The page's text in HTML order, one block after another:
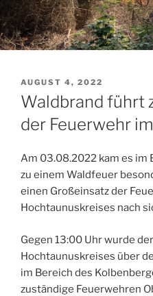
VERÖFFENTLICHT
AM
AUGUST 4, 2022
Waldbrand führt
der Feuerwehr
Am 03.08.2022 kam es im
zu einem Waldfeuer
einen Großeinsatz der
Hochtaunuskreises nach
Gegen 13:00 Uhr wurde
Hochtaunuskreises über
im Bereich des
zuständige Feuerwehren